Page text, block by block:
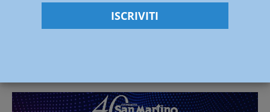
Cuccioli gettati nel dirupo a Bettola